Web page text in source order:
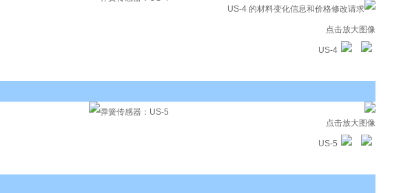
US-4 的材料变化信息和价格修改请求
点击放大图像
US-4
点击放大图像
US-5